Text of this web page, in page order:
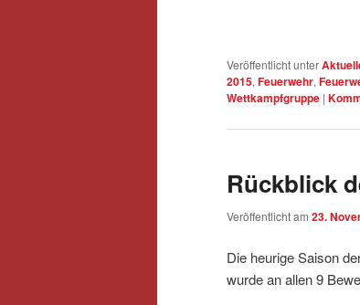
Veröffentlicht unter
2015, Feuerwehr,
Wettkampfgruppe |
Rückblick
Veröffentlicht am 23.
Die heurige Saison
wurde an allen 9